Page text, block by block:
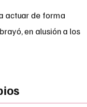
actuar de forma
en alusión a los